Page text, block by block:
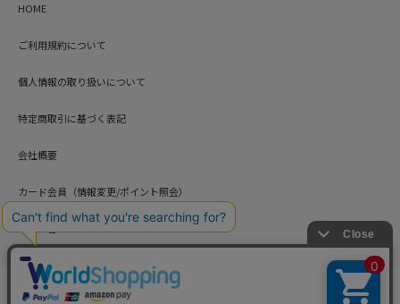
HOME
ご利用規約について
個人情報の取り扱いについて
特定商取引に基づく表記
会社概要
カード会員（情報変更/ポイント照会）